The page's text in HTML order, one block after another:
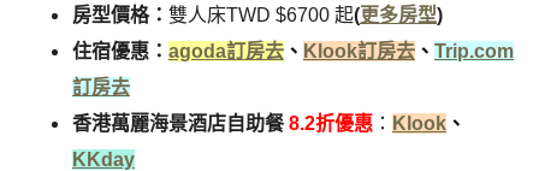
房型價格： 雙人床TWD $6700 起(更多房型)
住宿優惠： agoda訂房去 、 Klook訂房去 、 Trip.com
訂房去
香港萬麗海景酒店自助餐8.2折優惠 ： Klook 、
KKday